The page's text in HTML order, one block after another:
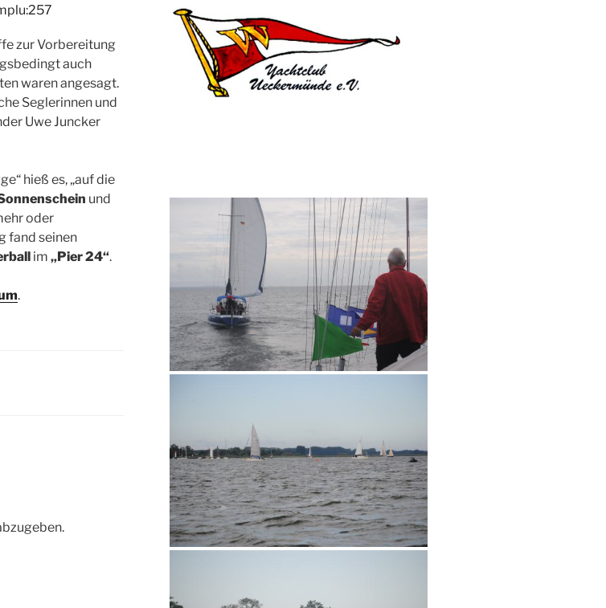
zur Vorbereitung
auch
waren angesagt.
Seglerinnen und
Uwe Juncker
hieß es, „auf die
und
oder
fand seinen
im „Pier 24“.
.